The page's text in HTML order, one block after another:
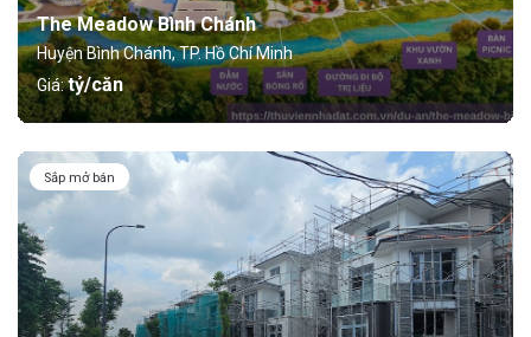
The Meadow Bình Chánh
Huyện Bình Chánh, TP. Hồ Chí Minh
Giá:tỷ/căn
Sắp mở bán